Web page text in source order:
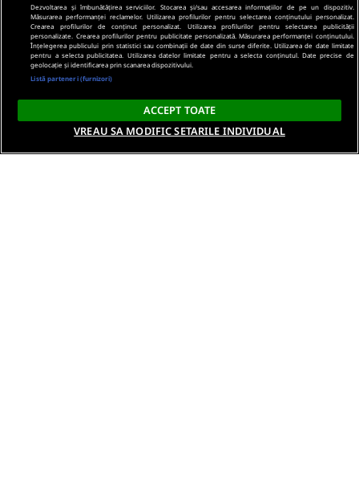
Dezvoltarea și îmbunătățirea serviciilor. Stocarea și/sau accesarea informațiilor de pe un dispozitiv.
Măsurarea performanței reclamelor. Utilizarea profilurilor pentru selectarea conținutului personalizat.
Crearea profilurilor de conținut personalizat. Utilizarea profilurilor pentru selectarea publicității
personalizate. Crearea profilurilor pentru publicitate personalizată. Măsurarea performanței conținutului.
Înțelegerea publicului prin statistici sau combinații de date din surse diferite. Utilizarea de date limitate
pentru a selecta publicitatea. Utilizarea datelor limitate pentru a selecta conținutul. Date precise de
geolocație și identificarea prin scanarea dispozitivului.
Listă parteneri (furnizori)
ACCEPT TOATE
VREAU SA MODIFIC SETARILE INDIVIDUAL